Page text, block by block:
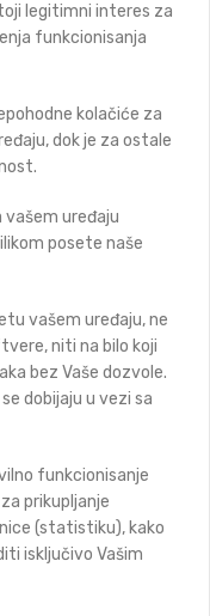
legitimni interes za
funkcionisanja
kolačiće za
dok je za ostale
vašem uređaju
posete naše
vašem uređaju, ne
niti na bilo koji
bez Vaše dozvole.
dobijaju u vezi sa
funkcionisanje
prikupljanje
(statistiku), kako
isključivo Vašim